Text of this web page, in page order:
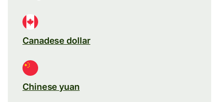
Canadese dollar
Chinese yuan